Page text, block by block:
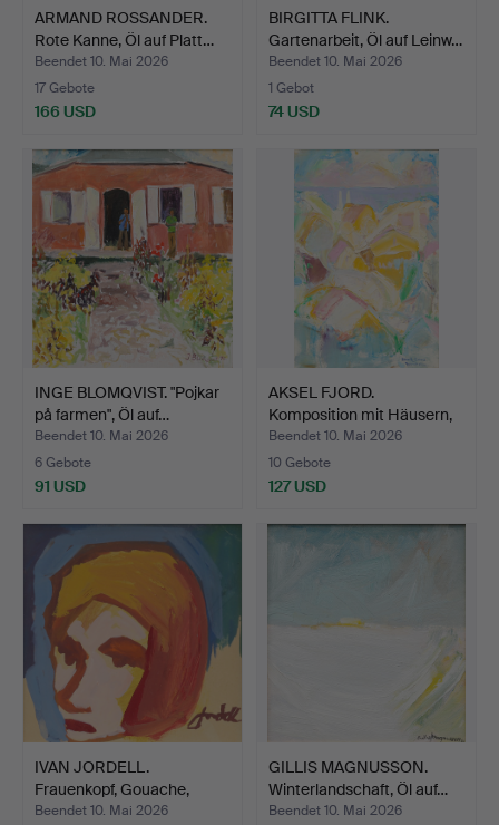
ARMAND ROSSANDER.
Rote Kanne, Öl auf Platt…
Beendet 10. Mai 2026
17 Gebote
166 USD
BIRGITTA FLINK.
Gartenarbeit, Öl auf Leinw…
Beendet 10. Mai 2026
1 Gebot
74 USD
INGE BLOMQVIST. "Pojkar
på farmen", Öl auf…
Beendet 10. Mai 2026
6 Gebote
91 USD
AKSEL FJORD.
Komposition mit Häusern,
Öl a…
Beendet 10. Mai 2026
10 Gebote
127 USD
IVAN JORDELL.
Frauenkopf, Gouache,
signier…
Beendet 10. Mai 2026
GILLIS MAGNUSSON.
Winterlandschaft, Öl auf…
Beendet 10. Mai 2026